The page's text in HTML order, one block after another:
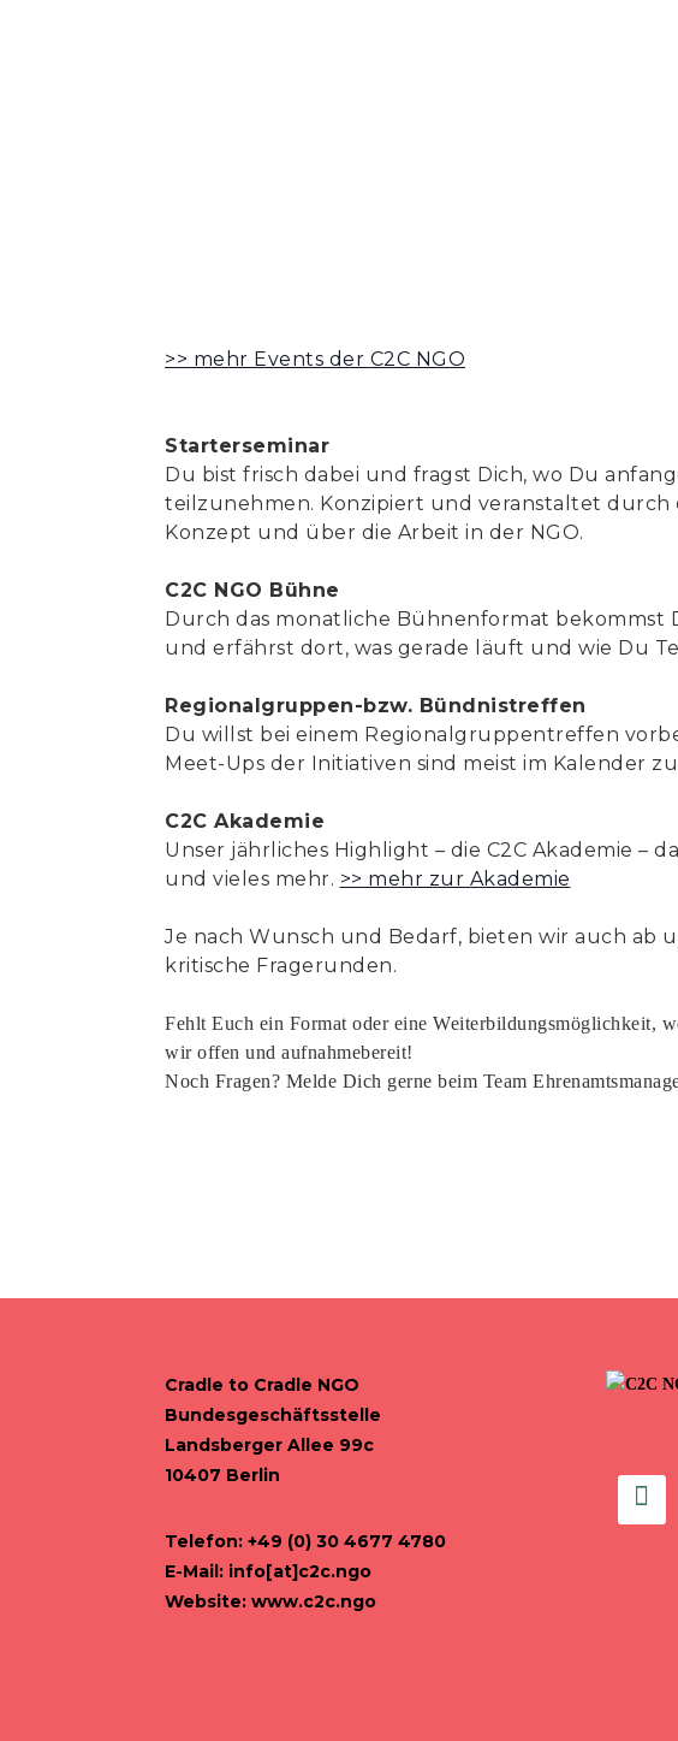
>> mehr Events der C2C NGO
Starterseminar
Du bist frisch dabei und fragst Dich, wo Du
teilzunehmen. Konzipiert und veranstaltet durch
Konzept und über die Arbeit in der NGO.
C2C NGO Bühne
Durch das monatliche Bühnenformat bekommst
und erfährst dort, was gerade läuft und wie Du
Regionalgruppen-bzw. Bündnistreffen
Du willst bei einem Regionalgruppentreffen
Meet-Ups der Initiativen sind meist im Kalender
C2C Akademie
Unser jährliches Highlight – die C2C Akademie –
und vieles mehr. >> mehr zur Akademie
Je nach Wunsch und Bedarf, bieten wir auch ab
kritische Fragerunden.
Fehlt Euch ein Format oder eine Weiterbildungsmöglichkeit,
wir offen und aufnahmebereit!
Noch Fragen? Melde Dich gerne beim Team
Cradle to Cradle NGO
Bundesgeschäftsstelle
Landsberger Allee 99c
10407 Berlin
Telefon: +49 (0) 30 4677 4780
E-Mail: info[at]c2c.ngo
Website: www.c2c.ngo